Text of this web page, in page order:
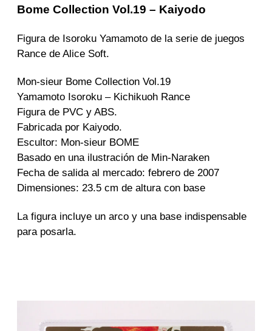
e
l
a
e
n
r
a
d
a
Bome Collection Vol.19 – Kaiyodo
Figura de Isoroku Yamamoto de la serie de juegos
Rance de Alice Soft.
Mon-sieur Bome Collection Vol.19
Yamamoto Isoroku – Kichikuoh Rance
Figura de PVC y ABS.
Fabricada por Kaiyodo.
Escultor: Mon-sieur BOME
Basado en una ilustración de Min-Naraken
Fecha de salida al mercado: febrero de 2007
Dimensiones: 23.5 cm de altura con base
La figura incluye un arco y una base indispensable
para posarla.